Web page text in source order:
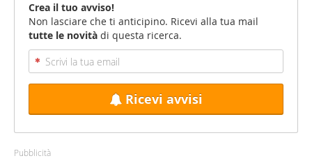
Crea il tuo avviso!
Non lasciare che ti anticipino. Ricevi alla tua mail
tutte le novità di questa ricerca.
Ricevi avvisi
Pubblicità